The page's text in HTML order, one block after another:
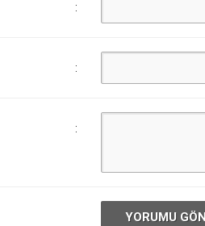
:
:
:
YORUMU